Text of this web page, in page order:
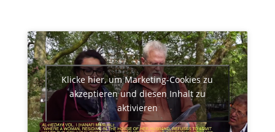
Klicke hier, um Marketing-Cookies zu
akzeptieren und diesen Inhalt zu
aktivieren